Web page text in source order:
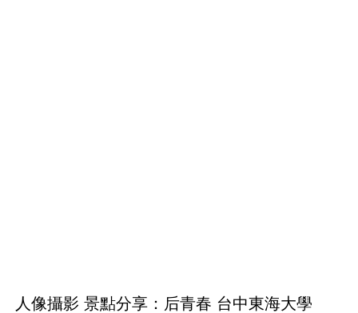
人像攝影 景點分享：后青春 台中東海大學